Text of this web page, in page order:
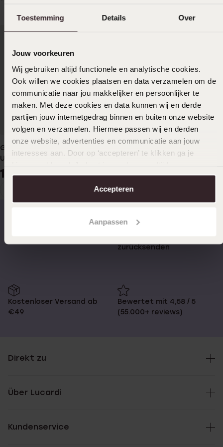
Toestemming Details Over
Jouw voorkeuren
Wij gebruiken altijd functionele en analytische cookies.
Ook willen we cookies plaatsen en data verzamelen om de
communicatie naar jou makkelijker en persoonlijker te
maken. Met deze cookies en data kunnen wij en derde
partijen jouw internetgedrag binnen en buiten onze website
volgen en verzamelen. Hiermee passen wij en derden
onze website, advertenties en communicatie aan jouw
interesses aan. Door op ‘accepteren’ te klikken ga je
aanpassen. Lees er meer over in onscookiebeleid.
Accepteren
Aanpassen
Guess Bellini Analog Damen
Uhr goldfarben GW0022L2
179
1
zurücksenden
Kostenloser Versand ab
€49
Bewertet mit 4,58 / 5
(55.000+ reviews)
Direkt zu
Über Lucardi
Kundenservice